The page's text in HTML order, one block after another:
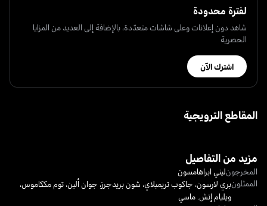
لفترة محدودة
شاهد دون إعلانات وعلى شاشات متعدّدة، بالإضافة إلى العديد من المزايا
الحصرية
اشترك الآن
المقاطع الترويجية
مزيد من التفاصيل
المخرجونليني ابراهامسون
الممثلونبري لارسون، جاكوب تريمبلاي، شون بريدجرز، جوان ألين،توم مككاموس،
ويليام إتش. ماسي